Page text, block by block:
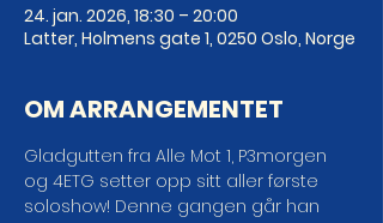
24. jan. 2026, 18:30 – 20:00
Latter, Holmens gate 1, 0250 Oslo, Norge
OM ARRANGEMENTET
Gladgutten fra Alle Mot 1, P3morgen
og 4ETG setter opp sitt aller første
soloshow! Denne gangen går han